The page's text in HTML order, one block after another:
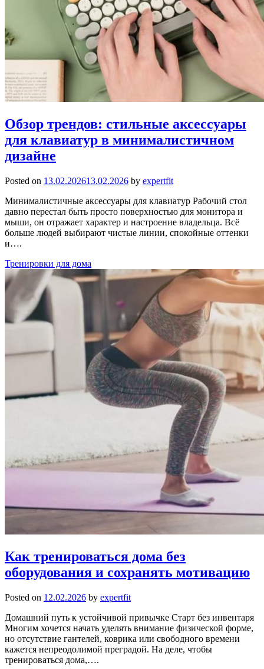
Обзор трендов: стильные аксессуары
для клавиатур в минималистичном
дизайне
Posted on 13.02.202613.02.2026 by expertfit
Минималистичные аксессуары для клавиатур Рабочий стол
давно перестал быть просто поверхностью для монитора и
мыши, он отражает характер и настроение владельца. Всё
больше людей выбирают чистые линии, спокойные оттенки
и….
Тренировки для дома
Как тренироваться дома без
оборудования и сохранять мотивацию
Posted on 12.02.2026 by expertfit
Домашний путь к устойчивой привычке Старт без инвентаря
Многим хочется начать уделять внимание физической форме,
но отсутствие гантелей, коврика или свободного времени
кажется непреодолимой преградой. На деле, чтобы
тренироваться дома,….